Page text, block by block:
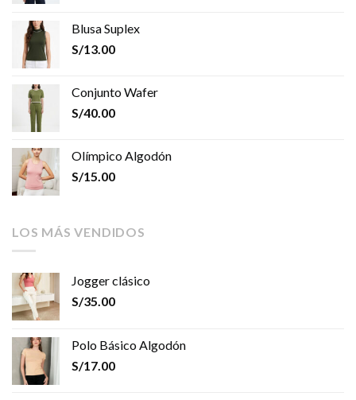
Blusa Suplex
S/13.00
Conjunto Wafer
S/40.00
Olímpico Algodón
S/15.00
LOS MÁS VENDIDOS
Jogger clásico
S/35.00
Polo Básico Algodón
S/17.00